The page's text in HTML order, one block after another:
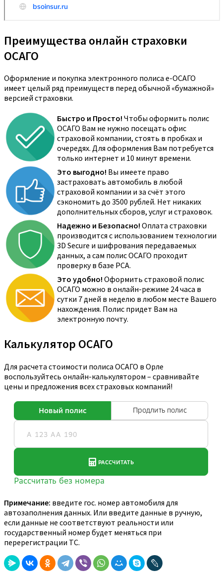
Преимущества онлайн страховки
ОСАГО
Оформление и покупка электронного полиса е-ОСАГО
имеет целый ряд преимуществ перед обычной «бумажной»
версией страховки.
Быстро и Просто! Чтобы оформить полис
ОСАГО Вам не нужно посещать офис
страховой компании, стоять в пробках и
очередях. Для оформления Вам потребуется
только интернет и 10 минут времени.
Это выгодно! Вы имеете право
застраховать автомобиль в любой
страховой компании и за счёт этого
сэкономить до 3500 рублей. Нет никаких
дополнительных сборов, услуг и страховок.
Надежно и Безопасно! Оплата страховки
производится с использованием технологии
3D Secure и шифрования передаваемых
данных, а сам полис ОСАГО проходит
проверку в базе РСА.
Это удобно! Оформить страховой полис
ОСАГО можно в онлайн-режиме 24 часа в
сутки 7 дней в неделю в любом месте Вашего
нахождения. Полис придет Вам на
электронную почту.
Калькулятор ОСАГО
Для расчета стоимости полиса ОСАГО в Орле
воспользуйтесь онлайн-калькулятором – сравнивайте
цены и предложения всех страховых компаний!
Примечание: введите гос. номер автомобиля для
автозаполнения данных. Или введите данные в ручную,
если данные не соответствуют реальности или
государственный номер будет меняться при
перерегистрации ТС.